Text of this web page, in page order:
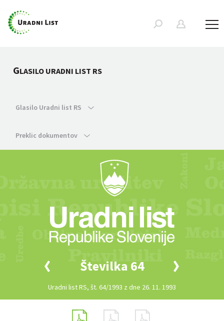
GLASILO URADNI LIST RS
Glasilo Uradni list RS
Preklic dokumentov
Številka 64
Uradni list RS, št. 64/1993 z dne 26. 11. 1993